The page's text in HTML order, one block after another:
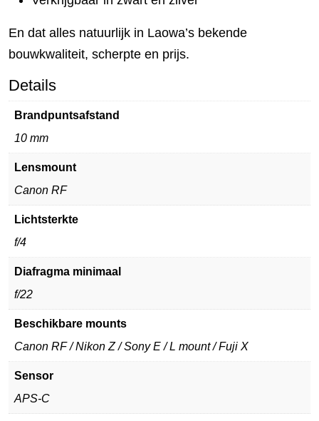
En dat alles natuurlijk in Laowa’s bekende
bouwkwaliteit, scherpte en prijs.
Details
Brandpuntsafstand
10 mm
Lensmount
Canon RF
Lichtsterkte
f/4
Diafragma minimaal
f/22
Beschikbare mounts
Canon RF / Nikon Z / Sony E / L mount / Fuji X
Sensor
APS-C